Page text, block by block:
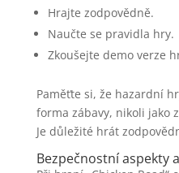
Hrajte zodpovědně.
Naučte se pravidla hry.
Zkoušejte demo verze
Paměťte si, že hazardní
forma zábavy, nikoli jako
Je důležité hrát
Bezpečnostní aspekty